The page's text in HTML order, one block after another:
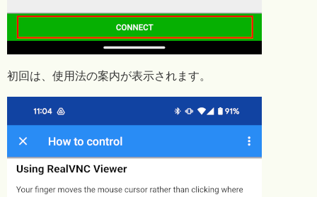
初回は、使用法の案内が表示されます。